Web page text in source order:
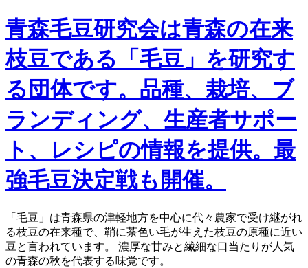
青森毛豆研究会は青森の在来
枝豆である「毛豆」を研究す
る団体です。品種、栽培、ブ
ランディング、生産者サポー
ト、レシピの情報を提供。最
強毛豆決定戦も開催。
「毛豆」は青森県の津軽地方を中心に代々農家で受け継がれ
る枝豆の在来種で、鞘に茶色い毛が生えた枝豆の原種に近い
豆と言われています。 濃厚な甘みと繊細な口当たりが人気
の青森の秋を代表する味覚です。